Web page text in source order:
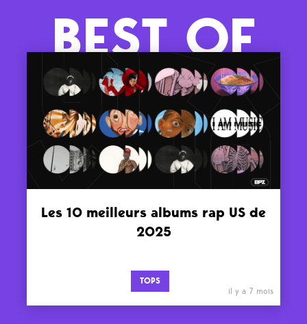
BEST OF
Les 10 meilleurs albums rap US de
2025
TOPS
il y a 7 mois